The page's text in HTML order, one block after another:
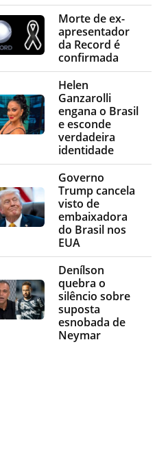
Morte de ex-
apresentador
da Record é
confirmada
Helen
Ganzarolli
engana o Brasil
e esconde
verdadeira
identidade
Governo
Trump cancela
visto de
embaixadora
do Brasil nos
EUA
Denílson
quebra o
silêncio sobre
suposta
esnobada de
Neymar